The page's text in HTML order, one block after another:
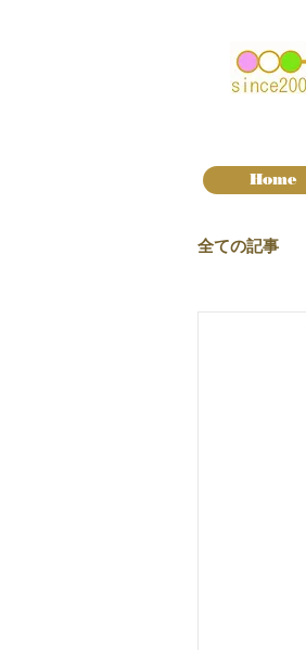
Home
全ての記事